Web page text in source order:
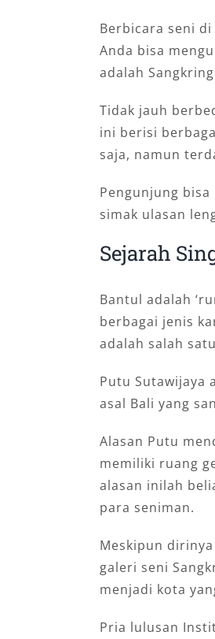
Berbicara seni di
Anda bisa
adalah
Tidak jauh
ini berisi
saja, namun
Pengunjung
simak ulasan
Sejarah
Bantul adalah
berbagai jenis
adalah salah
Putu Sutawijaya
asal Bali yang
Alasan Putu
memiliki ruang
alasan inilah
para seniman.
Meskipun
galeri seni
menjadi kota
Pria lulusan